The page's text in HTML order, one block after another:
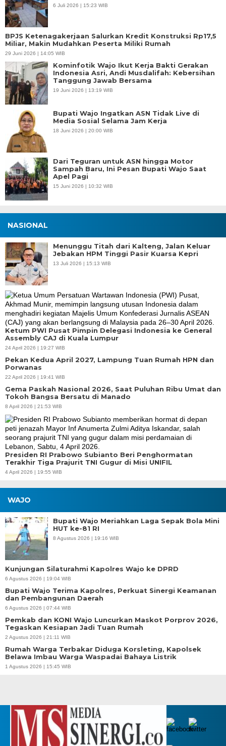
6 Juli 2026 | 15:23 WIB
BPJS Ketenagakerjaan Salurkan Kredit Konstruksi Rp17,5
Miliar, Makin Mudahkan Peserta Miliki Rumah
29 Juni 2026 | 14:05 WIB
Kominfotik Wajo Ikut Kerja Bakti Gerakan
Indonesia Asri, Andi Musdalifah: Kebersihan
Tanggung Jawab Bersama
19 Juni 2026 | 13:19 WIB
Bupati Wajo Ingatkan ASN Tidak Live di
Media Sosial Selama Jam Kerja
18 Juni 2026 | 20:00 WIB
Dari Teguran untuk ASN hingga Motor
Sampah Baru, Ini Pesan Bupati Wajo Saat
Apel Pagi
15 Juni 2026 | 10:32 WIB
NASIONAL
Menunggu Titah dari Kalteng, Jalan Keluar
Jebakan HPM Tinggi Pasir Kuarsa Kepri
13 Juli 2026 | 15:13 WIB
Ketum PWI Pusat Pimpin Delegasi Indonesia ke General
Assembly CAJ di Kuala Lumpur
24 April 2026 | 19:27 WIB
Pekan Kedua April 2027, Lampung Tuan Rumah HPN dan
Porwanas
22 April 2026 | 19:41 WIB
Gema Paskah Nasional 2026, Saat Puluhan Ribu Umat dan
Tokoh Bangsa Bersatu di Manado
8 April 2026 | 21:53 WIB
Presiden RI Prabowo Subianto Beri Penghormatan
Terakhir Tiga Prajurit TNI Gugur di Misi UNIFIL
4 April 2026 | 19:55 WIB
WAJO
Bupati Wajo Meriahkan Laga Sepak Bola Mini
HUT ke-81 RI
8 Agustus 2026 | 19:16 WIB
Kunjungan Silaturahmi Kapolres Wajo ke DPRD
6 Agustus 2026 | 19:04 WIB
Bupati Wajo Terima Kapolres, Perkuat Sinergi Keamanan
dan Pembangunan Daerah
6 Agustus 2026 | 07:44 WIB
Pemkab dan KONI Wajo Luncurkan Maskot Porprov 2026,
Tegaskan Kesiapan Jadi Tuan Rumah
2 Agustus 2026 | 21:11 WIB
Rumah Warga Terbakar Diduga Korsleting, Kapolsek
Belawa Imbau Warga Waspadai Bahaya Listrik
1 Agustus 2026 | 15:45 WIB